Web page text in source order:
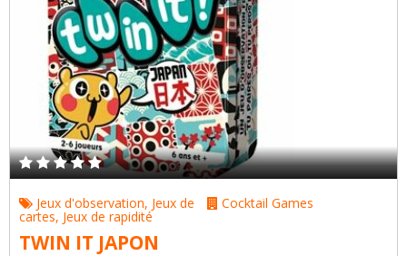
Jeux d'observation, Jeux de
cartes, Jeux de rapidité
Cocktail Games
TWIN IT JAPON